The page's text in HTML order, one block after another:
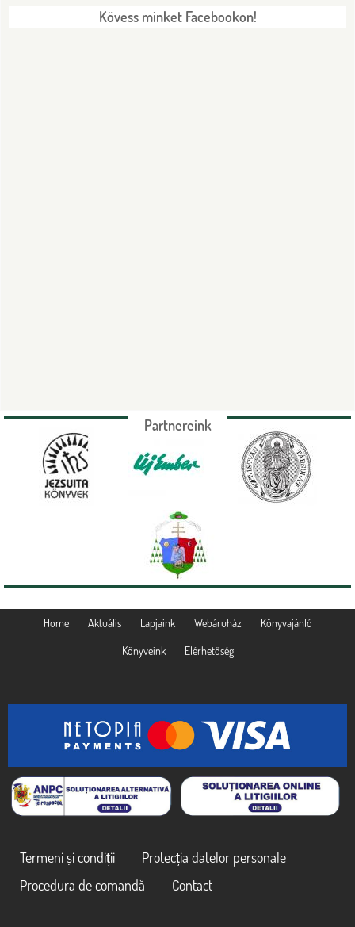
Kövess minket Facebookon!
Partnereink
Home Aktuális Lapjaink Webáruház Könyvajánló
Könyveink Elérhetőség
Termeni și condiții
Protecția datelor personale
Procedura de comandă
Contact